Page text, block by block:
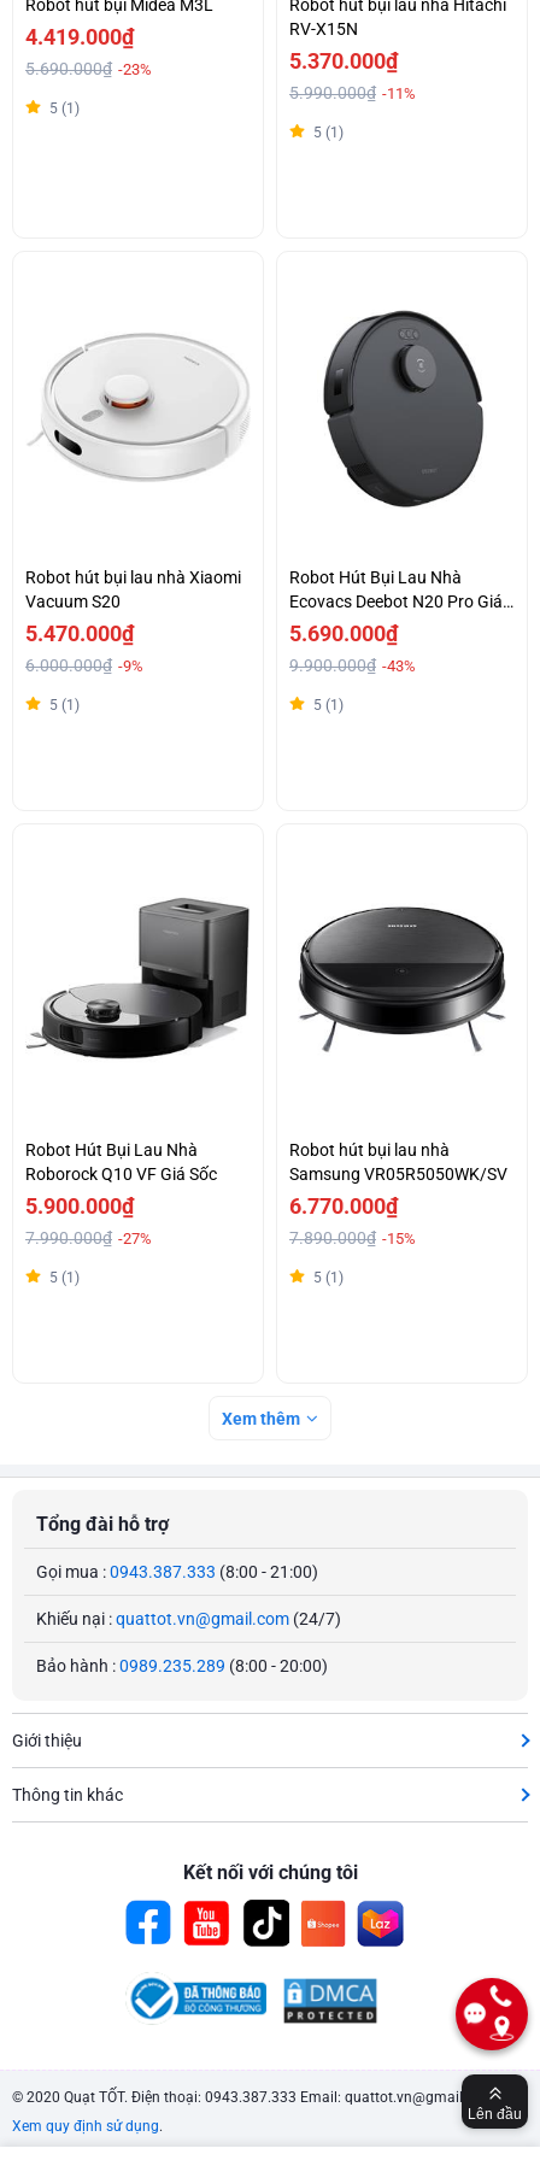
Robot hút bụi Midea M3L
4.419.000₫
5.690.000₫ -23%
5 (1)
Robot hút bụi lau nhà Hitachi
RV-X15N
5.370.000₫
5.990.000₫ -11%
5 (1)
Robot hút bụi lau nhà Xiaomi
Vacuum S20
5.470.000₫
6.000.000₫ -9%
5 (1)
Robot Hút Bụi Lau Nhà
Ecovacs Deebot N20 Pro Giá
Tốt
5.690.000₫
9.900.000₫ -43%
5 (1)
Robot Hút Bụi Lau Nhà
Roborock Q10 VF Giá Sốc
5.900.000₫
7.990.000₫ -27%
5 (1)
Robot hút bụi lau nhà
Samsung VR05R5050WK/SV
6.770.000₫
7.890.000₫ -15%
5 (1)
Xem thêm
Tổng đài hỗ trợ
Gọi mua :0943.387.333 (8:00 - 21:00)
Khiếu nại :quattot.vn@gmail.com (24/7)
Bảo hành :0989.235.289 (8:00 - 20:00)
Giới thiệu
Thông tin khác
Kết nối với chúng tôi
© 2020 Quạt TỐT. Điện thoại: 0943.387.333 Email: quattot.vn@gmail.com.
Xem quy định sử dụng.
Lên đầu